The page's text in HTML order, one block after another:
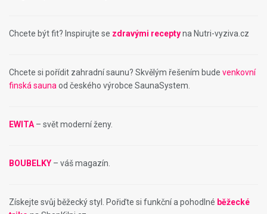
Chcete být fit? Inspirujte se zdravými receptyna Nutri-vyziva.cz
Chcete si pořídit zahradní saunu? Skvělým řešením bude venkovní
finská sauna od českého výrobce SaunaSystem.
EWITA – svět moderní ženy.
BOUBELKY – váš magazín.
Získejte svůj běžecký styl. Pořiďte si funkční a pohodlné běžecké